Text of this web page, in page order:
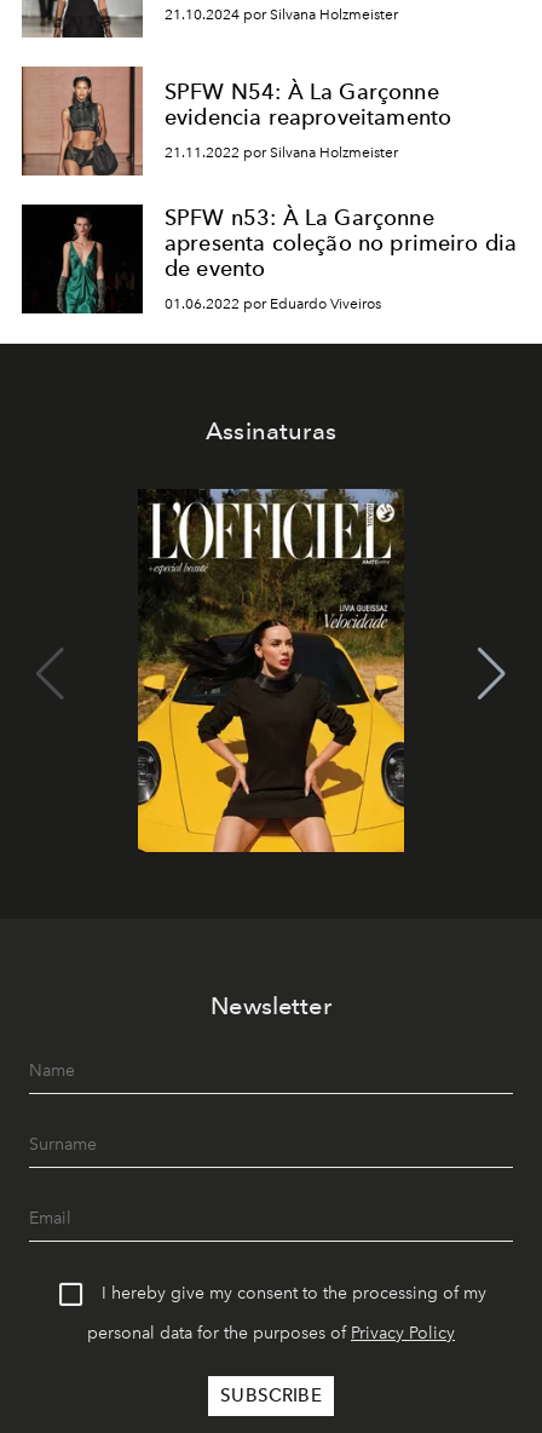
21.10.2024 por Silvana Holzmeister
SPFW N54: À La Garçonne
evidencia reaproveitamento
21.11.2022 por Silvana Holzmeister
SPFW n53: À La Garçonne
apresenta coleção no primeiro dia
de evento
01.06.2022 por Eduardo Viveiros
Assinaturas
Newsletter
I hereby give my consent to the processing of my
personal data for the purposes of Privacy Policy